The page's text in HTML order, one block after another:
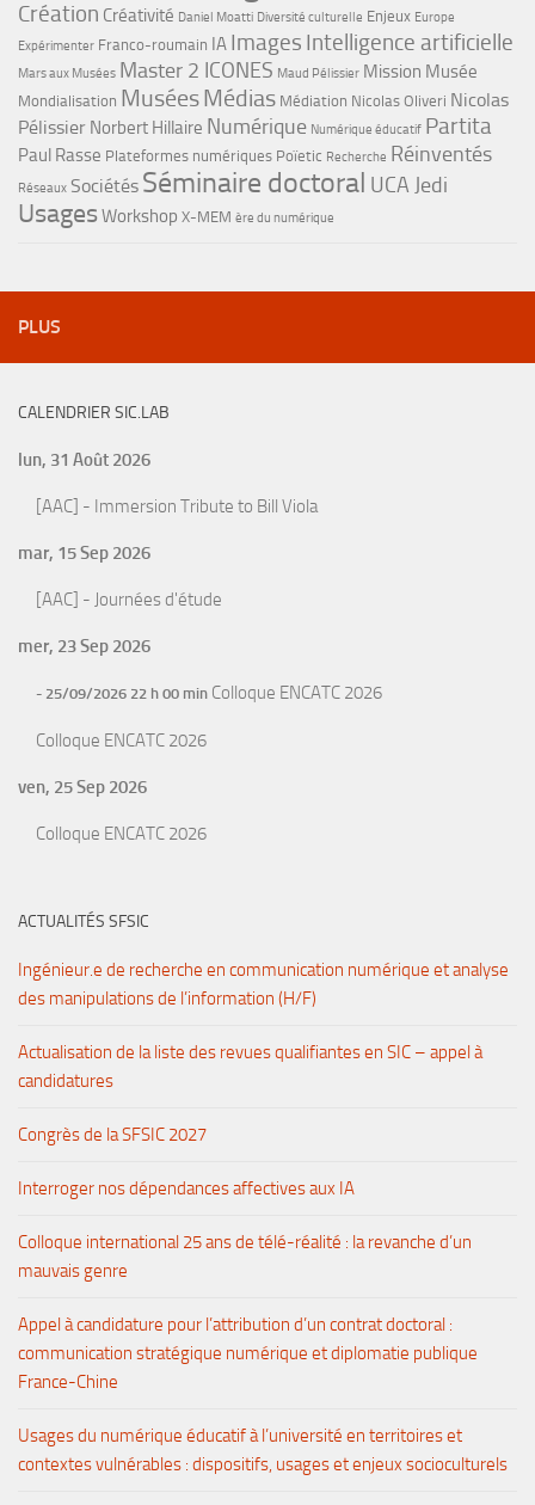
Création Créativité Daniel Moatti Diversité culturelle Enjeux Europe
Expérimenter Franco-roumain IA Images Intelligence artificielle
Mars aux Musées Master 2 ICONES Maud Pélissier Mission Musée
Mondialisation MuséesMédias Médiation Nicolas Oliveri Nicolas
Pélissier Norbert Hillaire Numérique Numérique éducatif Partita
Paul Rasse Plateformes numériques Poïetic Recherche Réinventés
Réseaux Sociétés Séminaire doctoral UCA Jedi
UsagesWorkshop X-MEM ère du numérique
PLUS
CALENDRIER SIC.LAB
lun, 31 Août 2026
[AAC] - Immersion Tribute to Bill Viola
mar, 15 Sep 2026
[AAC] - Journées d'étude
mer, 23 Sep 2026
- 25/09/2026 22 h 00 min Colloque ENCATC 2026
Colloque ENCATC 2026
ven, 25 Sep 2026
Colloque ENCATC 2026
ACTUALITÉS SFSIC
Ingénieur.e de recherche en communication numérique et analyse
des manipulations de l’information (H/F)
Actualisation de la liste des revues qualifiantes en SIC – appel à
candidatures
Congrès de la SFSIC 2027
Interroger nos dépendances affectives aux IA
Colloque international 25 ans de télé-réalité : la revanche d’un
mauvais genre
Appel à candidature pour l’attribution d’un contrat doctoral :
communication stratégique numérique et diplomatie publique
France-Chine
Usages du numérique éducatif à l’université en territoires et
contextes vulnérables : dispositifs, usages et enjeux socioculturels